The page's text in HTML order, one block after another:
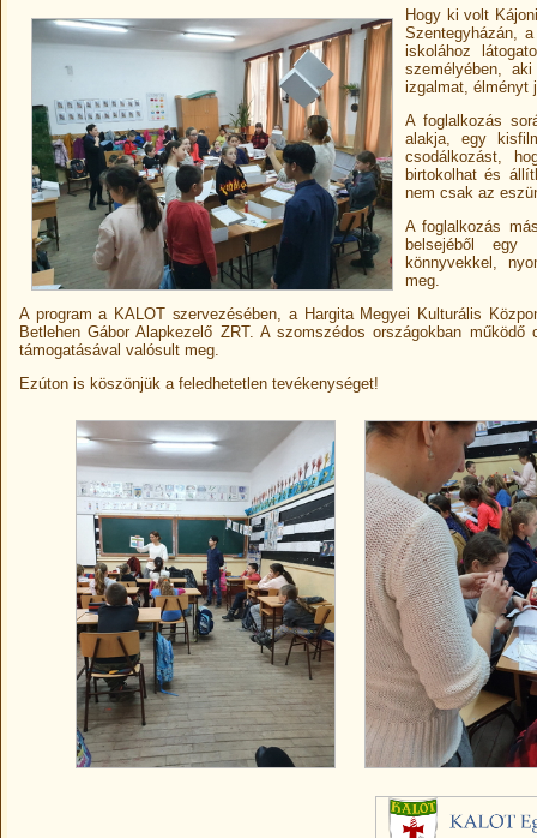
Hogy ki volt
Szentegyházán,
iskolához
személyében,
izgalmat, élményt
A foglalkozás
alakja, egy
csodálkozást,
birtokolhat és
nem csak az
A foglalkozás
belsejéből egy
könnyvekkel,
meg.
A program a KALOT szervezésében, a Hargita Megyei Kulturális
Betlehen Gábor Alapkezelő ZRT. A szomszédos országokban
támogatásával valósult meg.
Ezúton is köszönjük a feledhetetlen tevékenységet!